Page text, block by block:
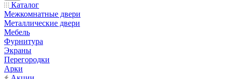
Каталог
Межкомнатные двери
Металлические двери
Мебель
Фурнитура
Экраны
Перегородки
Арки